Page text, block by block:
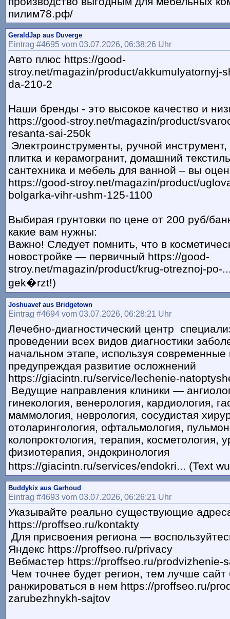
пилим78.рф/
GeraldJap aus Duverge
Eintrag #4695 vom 03.07.2026, 06:38:26 Uhr
Авто плюс https://good-
stroy.net/magazin/product/akkumulyatornyj-
da-210-2
Наши бренды - это высокое качество и
https://good-stroy.net/magazin/product/
resanta-sai-250k
Электроинструменты, ручной
плитка и керамогранит, домашний
сантехника и мебель для ванной – вы
https://good-stroy.net/magazin/product/
bolgarka-vihr-ushm-125-1100
Выбирая грунтовки по цене от 200 руб/
какие вам нужны:
Важно! Следует помнить, что в
новостройке — первичный https://good-
stroy.net/magazin/product/krug-otreznoj-po-
gek�rzt!)
Joshuavef aus Bridgetown
Eintrag #4694 vom 03.07.2026, 06:28:21 Uhr
Лечебно-диагностический центр
проведении всех видов диагностики
начальном этапе, используя
предупреждая развитие осложнений
https://giacintn.ru/service/lechenie-
Ведущие направления клиники —
гинекология, венерология, кардиология,
маммология, неврология, сосудистая
отоларингология, офтальмология,
колопроктология, терапия, косметология,
физиотерапия, эндокринология
https://giacintn.ru/services/endokri... (Text
Buddykix aus Garhoud
Eintrag #4693 vom 03.07.2026, 06:26:21 Uhr
Указывайте реально существующие
https://proffseo.ru/kontakty
Для присвоения региона —
Яндекс https://proffseo.ru/privacy
Вебмастер https://proffseo.ru/prodvizhenie-
Чем точнее будет регион, тем лучше сайт
ранжироваться в нем https://proffseo.ru/
zarubezhnykh-sajtov